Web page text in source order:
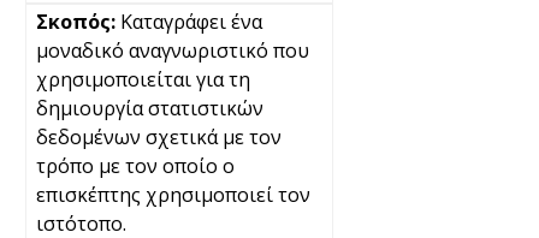
Καταγράφει ένα
μοναδικό αναγνωριστικό που
χρησιμοποιείται για τη
δημιουργία στατιστικών
δεδομένων σχετικά με τον
τρόπο με τον οποίο ο
επισκέπτης χρησιμοποιεί τον
ιστότοπο.